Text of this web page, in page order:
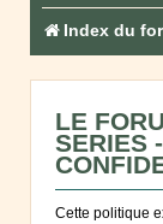
Index du
LE
SERIES
Cette politique